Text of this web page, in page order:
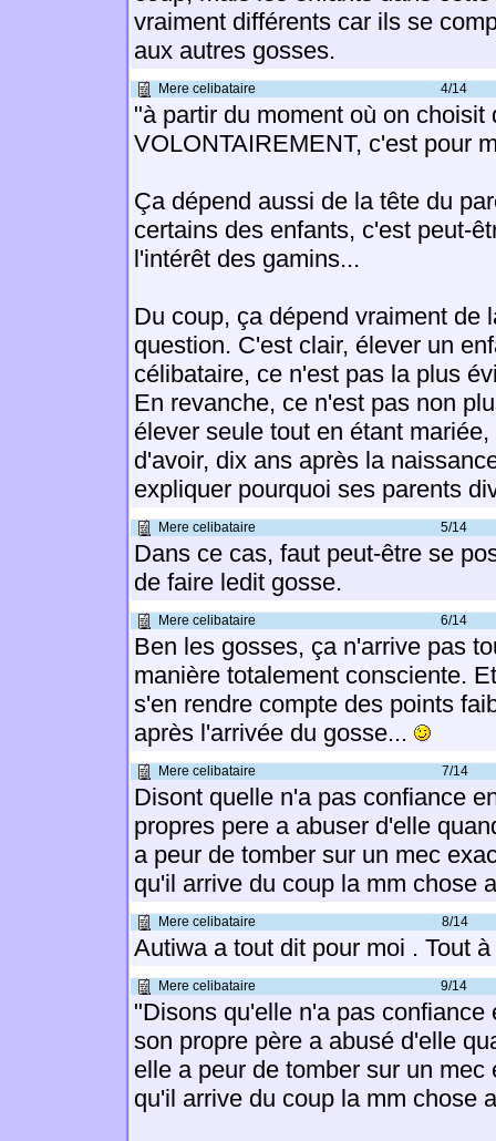
vraiment différents car ils se
aux autres gosses.
Mere celibataire 4/14
"à partir du moment où on choisit
VOLONTAIREMENT, c'est pour
Ça dépend aussi de la tête du
certains des enfants, c'est peut-
l'intérêt des gamins...
Du coup, ça dépend vraiment de
question. C'est clair, élever un
célibataire, ce n'est pas la plus
En revanche, ce n'est pas non
élever seule tout en étant
d'avoir, dix ans après la
expliquer pourquoi ses parents
Mere celibataire 5/14
Dans ce cas, faut peut-être se
de faire ledit gosse.
Mere celibataire 6/14
Ben les gosses, ça n'arrive pas
manière totalement consciente.
s'en rendre compte des points
après l'arrivée du gosse...
Mere celibataire 7/14
Disont quelle n'a pas confiance
propres pere a abuser d'elle
a peur de tomber sur un mec
qu'il arrive du coup la mm chose
Mere celibataire 8/14
Autiwa a tout dit pour moi . Tout
Mere celibataire 9/14
"Disons qu'elle n'a pas confiance
son propre père a abusé d'elle
elle a peur de tomber sur un mec
qu'il arrive du coup la mm chose